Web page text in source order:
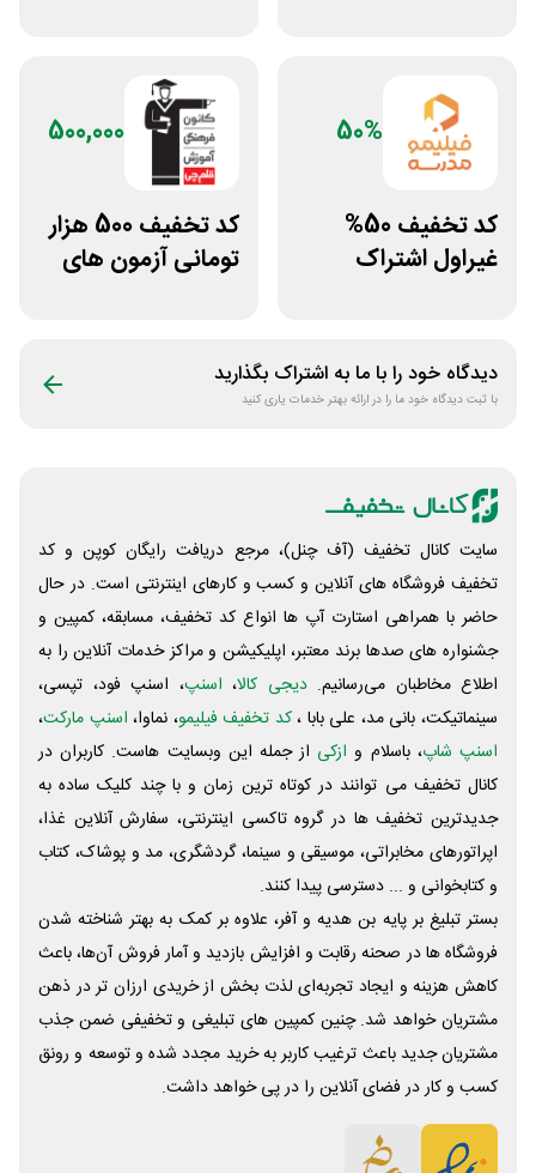
50%
کد تخفیف 50%
غیراول اشتراک
500,000
کد تخفیف 500 هزار
تومانی آزمون های
دیدگاه خود را با ما به اشتراک بگذارید
با ثبت دیدگاه خود ما را در ارائه بهتر خدمات یاری کنید
سایت کانال تخفیف (آف چنل)، مرجع دریافت رایگان کوپن و کد
تخفیف فروشگاه های آنلاین و کسب و‌ کارهای اینترنتی است. در حال
حاضر با همراهی استارت آپ ها انواع کد تخفیف، مسابقه، کمپین و
جشنواره های صدها برند معتبر، اپلیکیشن و مراکز خدمات آنلاین را به
اطلاع مخاطبان می‌رسانیم. دیجی کالا، اسنپ، اسنپ فود، تپسی،
سینماتیکت، بانی مد، علی‌ بابا ،کد تخفیف فیلیمو، نماوا، اسنپ مارکت،
اسنپ شاپ، باسلام و ازکی از جمله این وبسایت ‌هاست. کاربران در
کانال تخفیف می توانند در کوتاه ترین زمان و با چند کلیک ساده به
جدیدترین تخفیف ها در گروه تاکسی اینترنتی، سفارش آنلاین غذا،
اپراتورهای مخابراتی، موسیقی و سینما، گردشگری، مد و پوشاک، کتاب
و کتابخوانی و ... دسترسی پیدا کنند.
بستر تبلیغ بر پایه بن هدیه و آفر، علاوه بر کمک به بهتر شناخته شدن
فروشگاه ها در صحنه رقابت و افزایش بازدید و آمار فروش آن‌ها، باعث
کاهش هزینه و ایجاد تجربه‌ای لذت بخش از خریدی ارزان تر در ذهن
مشتریان خواهد شد. چنین کمپین های تبلیغی و تخفیفی ضمن جذب
مشتریان جدید باعث ترغیب کاربر به خرید مجدد شده و توسعه و رونق
کسب و کار در فضای آنلاین را در پی خواهد داشت.